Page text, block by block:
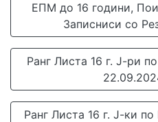
ЕПМ до 16 години,
Записниси со
Ранг Листа 16 г. Ј-ри
Ранг Листа 16 г. Ј-ки